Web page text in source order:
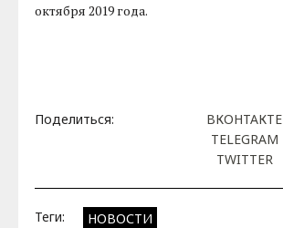
октября 2019 года.
Поделиться:
ВКОНТАКТЕ
TELEGRAM
TWITTER
Теги: НОВОСТИ